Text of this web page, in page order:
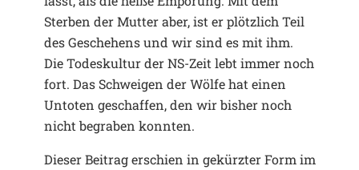
Sterben der Mutter aber, ist er plötzlich Teil
des Geschehens und wir sind es mit ihm.
Die Todeskultur der NS-Zeit lebt immer noch
fort. Das Schweigen der Wölfe hat einen
Untoten geschaffen, den wir bisher noch
nicht begraben konnten.
Dieser Beitrag erschien in gekürzter Form im